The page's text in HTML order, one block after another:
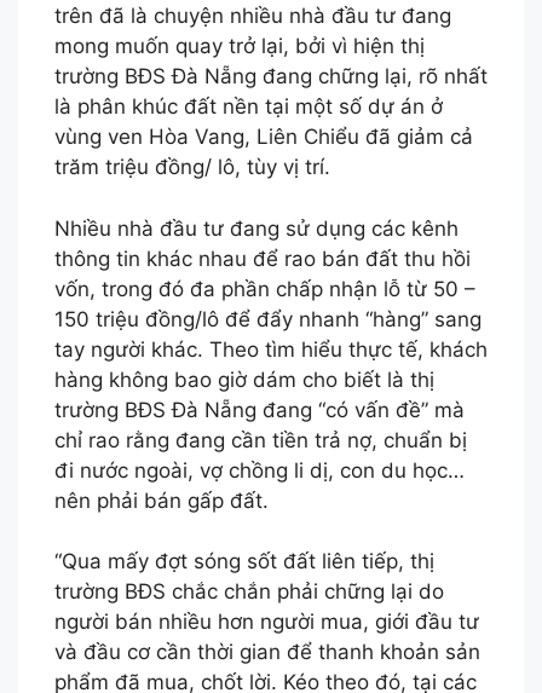
trên đã là chuyện nhiều nhà đầu tư đang
mong muốn quay trở lại, bởi vì hiện thị
trường BĐS Đà Nẵng đang chững lại, rõ nhất
là phân khúc đất nền tại một số dự án ở
vùng ven Hòa Vang, Liên Chiểu đã giảm cả
trăm triệu đồng/ lô, tùy vị trí.
Nhiều nhà đầu tư đang sử dụng các kênh
thông tin khác nhau để rao bán đất thu hồi
vốn, trong đó đa phần chấp nhận lỗ từ 50 –
150 triệu đồng/lô để đẩy nhanh “hàng” sang
tay người khác. Theo tìm hiểu thực tế, khách
hàng không bao giờ dám cho biết là thị
trường BĐS Đà Nẵng đang “có vấn đề” mà
chỉ rao rằng đang cần tiền trả nợ, chuẩn bị
đi nước ngoài, vợ chồng li dị, con du học…
nên phải bán gấp đất.
“Qua mấy đợt sóng sốt đất liên tiếp, thị
trường BĐS chắc chắn phải chững lại do
người bán nhiều hơn người mua, giới đầu tư
và đầu cơ cần thời gian để thanh khoản sản
phẩm đã mua, chốt lời. Kéo theo đó, tại các